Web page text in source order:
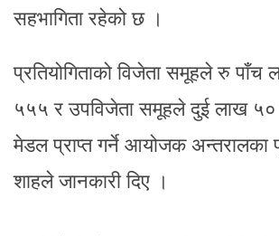
सहभागिता रहेको छ ।
प्रतियोगिताको विजेता समूहले रु पाँच
५५५ र उपविजेता समूहले दुई लाख ५०
मेडल प्राप्त गर्ने आयोजक अन्तरालका
शाहले जानकारी दिए ।